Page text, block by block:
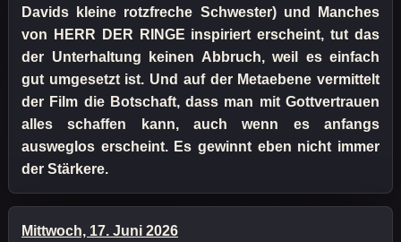
Davids kleine rotzfreche Schwester) und Manches
von HERR DER RINGE inspiriert erscheint, tut das
der Unterhaltung keinen Abbruch, weil es einfach
gut umgesetzt ist. Und auf der Metaebene vermittelt
der Film die Botschaft, dass man mit Gottvertrauen
alles schaffen kann, auch wenn es anfangs
ausweglos erscheint. Es gewinnt eben nicht immer
der Stärkere.
Mittwoch, 17. Juni 2026